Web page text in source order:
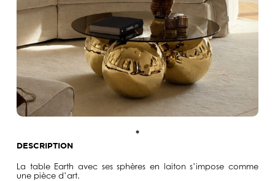
DESCRIPTION
La table Earth avec ses sphères en laiton s’impose comme
une pièce d’art.